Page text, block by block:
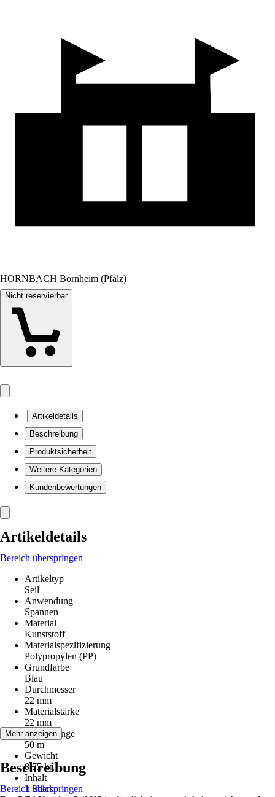
HORNBACH Bornheim (Pfalz)
Nicht reservierbar
Artikeldetails
Beschreibung
Produktsicherheit
Weitere Kategorien
Kundenbewertungen
Artikeldetails
Bereich überspringen
Artikeltyp
Seil
Anwendung
Spannen
Material
Kunststoff
Materialspezifizierung
Polypropylen (PP)
Grundfarbe
Blau
Durchmesser
22 mm
Materialstärke
22 mm
Gesamtlänge
50 m
Gewicht
8,75 kg
Inhalt
1 Stück
Mehr anzeigen
Beschreibung
Bereich überspringen